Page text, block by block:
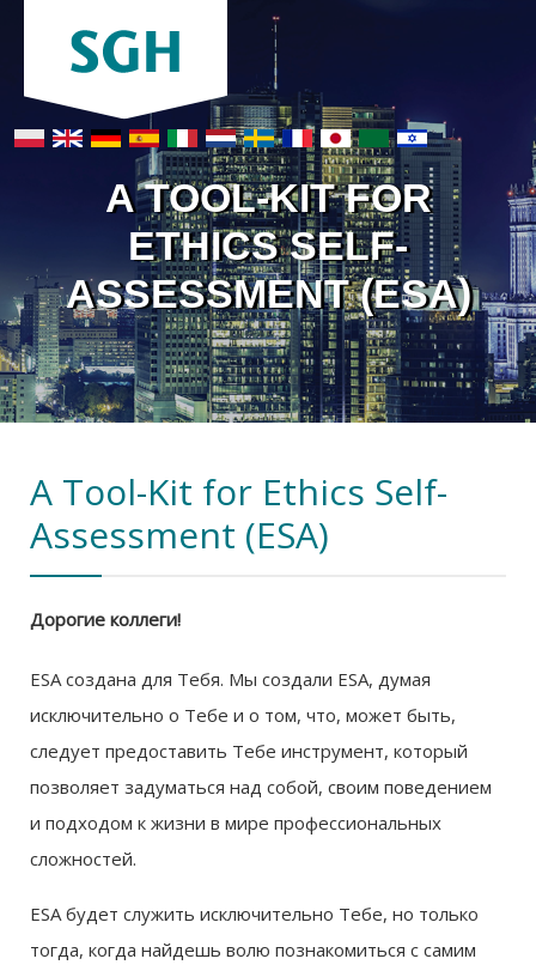
A TOOL-KIT FOR
ETHICS SELF-
ASSESSMENT (ESA)
A Tool-Kit for Ethics Self-
Assessment (ESA)
Дорогие коллеги!
ESA создана для Тебя. Мы создали ESA, думая
исключительно о Тебе и о том, что, может быть,
следует предоставить Тебе инструмент, который
позволяет задуматься над собой, своим поведением
и подходом к жизни в мире профессиональных
сложностей.
ESA будет служить исключительно Тебе, но только
тогда, когда найдешь волю познакомиться с самим